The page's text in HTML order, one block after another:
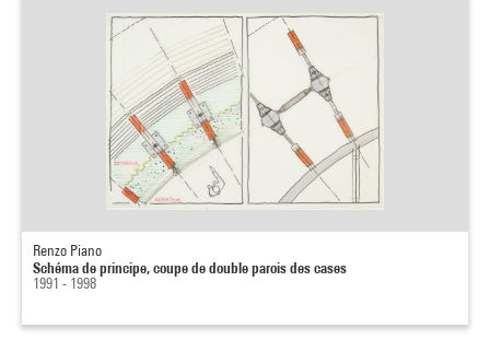
Renzo Piano
Schéma de principe, coupe de double parois des cases
1991 - 1998